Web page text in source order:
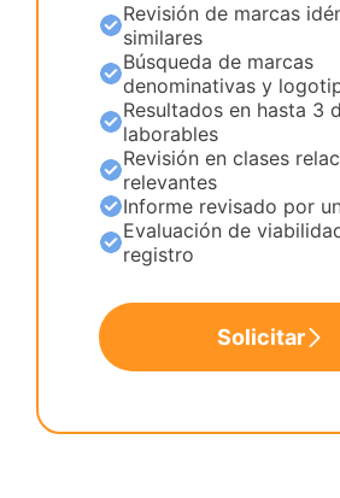
Solicitar
Revisión de marcas
similares
Búsqueda de marcas
denominativas y
Resultados en hasta 3
laborables
Revisión en clases
relevantes
Informe revisado por
Evaluación de
registro